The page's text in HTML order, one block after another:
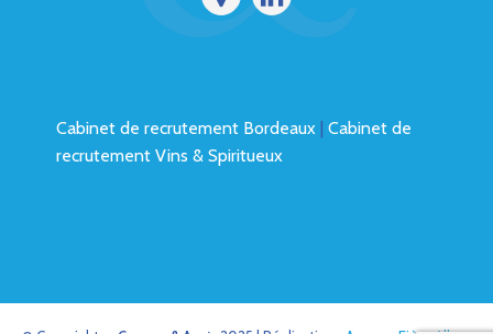
Cabinet de recrutement Bordeaux |Cabinet de
recrutement Vins & Spiritueux